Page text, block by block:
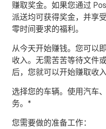
赚取奖金。 如果您通过
派送均可获得奖金，并享
零时间要求的福利。
从今天开始赚钱。 您可以
收入。无需苦苦等待文件
后，您就可以开始赚取收入
选择您的车辆。使用汽车
务。*
您需要做的准备工作：